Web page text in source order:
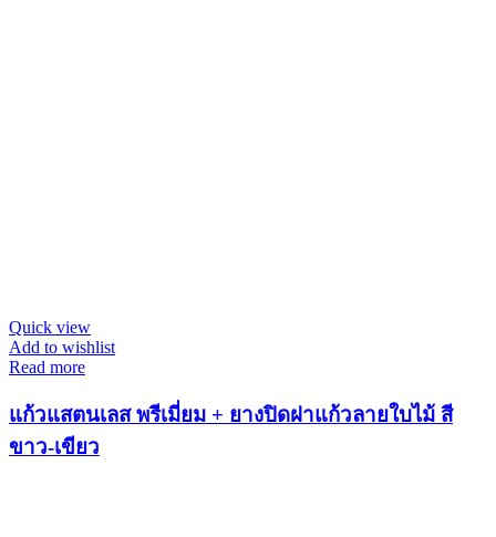
Quick view
Add to wishlist
Read more
แก้วแสตนเลส พรีเมี่ยม + ยางปิดฝาแก้วลายใบไม้ สี
ขาว-เขียว